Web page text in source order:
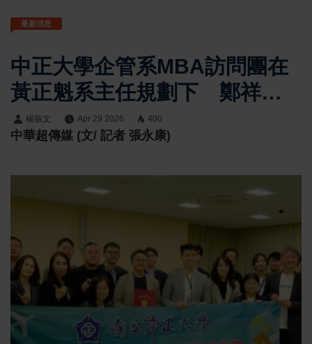
最新消息
中正大學企管系MBA訪問團在
黃正魁系主任規劃下 鄭祥麟
教授帶隊參訪井上酒造株式会
社 社長井上百合親自接待揭
地方創生與農業整合經營關鍵
楊振文 Apr 29 2026 400
中華超傳媒 (文/ 記者 張永康)